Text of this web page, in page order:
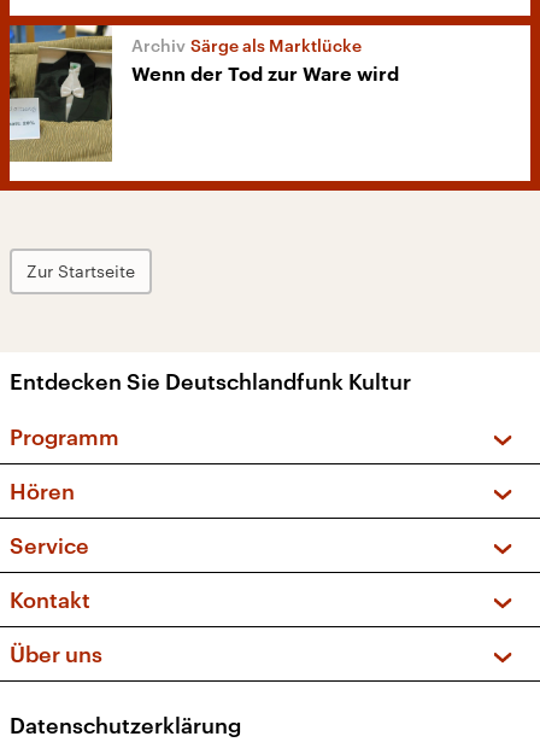
Särge als Marktlücke
Wenn der Tod zur Ware wird
Zur Startseite
Entdecken Sie Deutschlandfunk Kultur
Programm
Sendungen und Podcasts
Musikliste
Kakadu – Das Kinderprogramm
Hören
Frequenzen (UKW + DAB+)
Service
FAQ
Apps
Newsletter
Kontakt
Social Media
Über uns
Presse
Datenschutzerklärung